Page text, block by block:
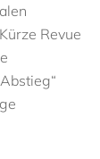
Revue